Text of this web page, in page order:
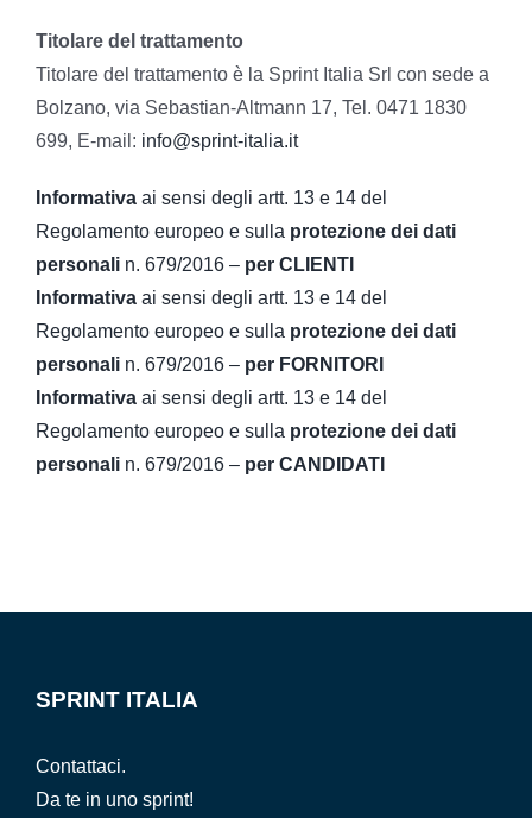
Titolare del trattamento
Titolare del trattamento è la Sprint Italia Srl con sede a
Bolzano, via Sebastian-Altmann 17, Tel. 0471 1830
699, E-mail: info@sprint-italia.it
Informativa ai sensi degli artt. 13 e 14 del
Regolamento europeo e sulla protezione dei dati
personali n. 679/2016 – per CLIENTI
Informativa ai sensi degli artt. 13 e 14 del
Regolamento europeo e sulla protezione dei dati
personali n. 679/2016 – per FORNITORI
Informativa ai sensi degli artt. 13 e 14 del
Regolamento europeo e sulla protezione dei dati
personali n. 679/2016 – per CANDIDATI
SPRINT ITALIA
Contattaci.
Da te in uno sprint!